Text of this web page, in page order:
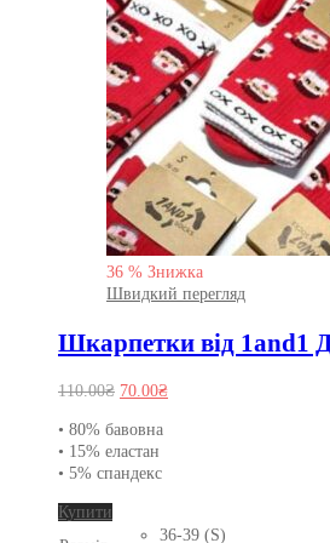
36 % Знижка
Швидкий перегляд
Шкарпетки від 1and1
110.00₴ Оригінальна
110.00₴.
70.00₴Поточна
• 80% бавовна
• 15% еластан
• 5% спандекс
Купити
товар
36-39 (S)